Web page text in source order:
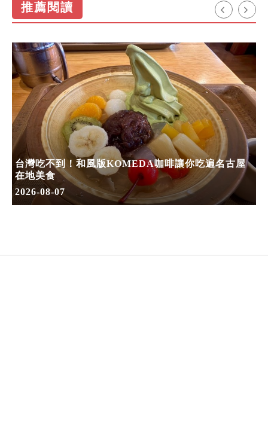
推薦閱讀
台灣吃不到！和風版KOMEDA咖啡讓你吃遍名古屋
在地美食
2026-08-07